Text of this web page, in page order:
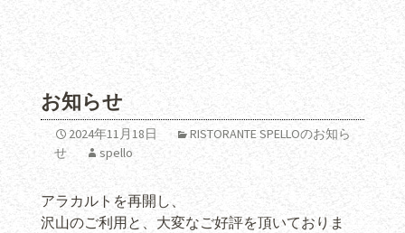
お知らせ
2024年11月18日
RISTORANTE SPELLOのお知ら
せ
spello
アラカルトを再開し、
沢山のご利用と、大変なご好評を頂いておりま